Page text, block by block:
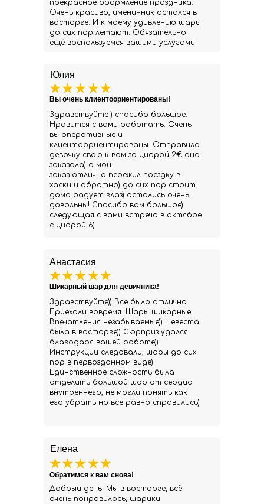
Елена
Добрый день. Мы в восторге, всё
очень понравилось, шарики
Обратимся к вам снова!
Юлия
Здравствуйте ) спасибо большое.
Нравится с вами работать. Очень
вы оперативные и
клиентоориентированы. Отправила
девочку свою к вам за цифрой 2€ она
заказала) а мой
заказ отлично пережил поездку в
хаски и обратно) до сих пор стоит
дома радует глаз) остались очень
довольны! Спасибо вам большое)
следующая с вами встреча в октябре
с цифрой 6)
Вы очень клиентоориентированы!
Анастасия
Здравствуйте)) Все было отлично
Приехали вовремя. Шары шикарные
Впечатления незабываемые)) Невеста
была в восторге)) Сюрприз удался
благодаря вашей работе))
Инструкции следовали, шары до сих
пор в первозданном виде)
Единственное сложность была
отделить большой шар от сердца
внутреннего, не могли понять как
его убрать но все равно справились)
Шикарный шар для девичника!
прекрасное оформление праздника.
Очень красиво, именинник остался в
восторге. И к моему удивлению шары
до сих пор летают. Обязательно
ещё воспользуемся вашими услугами